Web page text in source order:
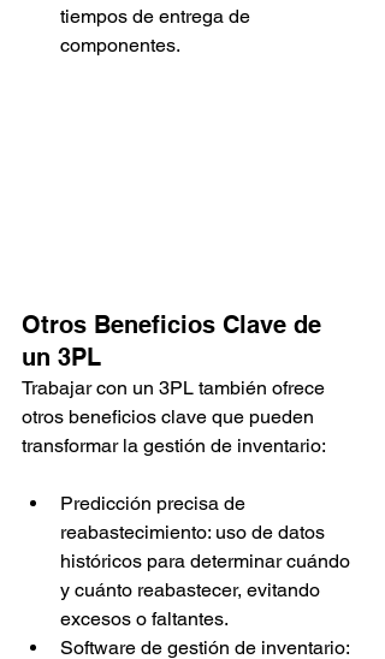
tiempos de entrega de
componentes.
Otros Beneficios Clave de
un 3PL
Trabajar con un 3PL también ofrece
otros beneficios clave que pueden
transformar la gestión de inventario:
Predicción precisa de
reabastecimiento: uso de datos
históricos para determinar cuándo
y cuánto reabastecer, evitando
excesos o faltantes.
Software de gestión de inventario: